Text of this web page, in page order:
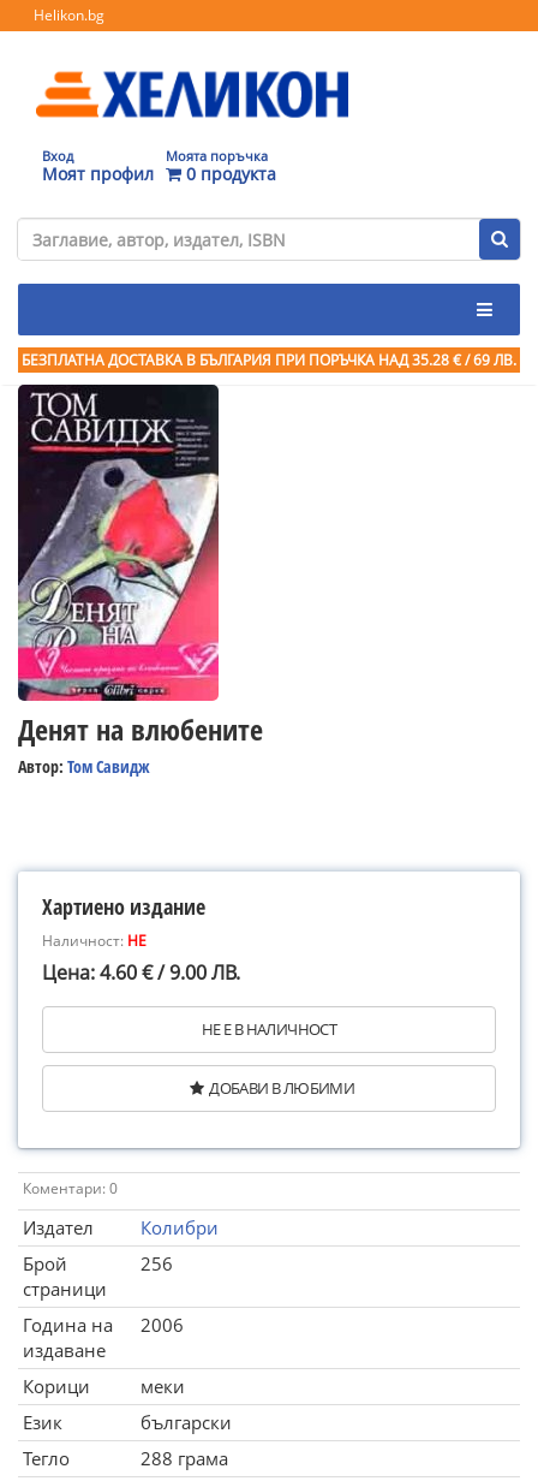
Helikon.bg
Вход
Моят профил
Моята поръчка
0 продукта
БЕЗПЛАТНА ДОСТАВКА В БЪЛГАРИЯ ПРИ ПОРЪЧКА НАД 35.28 € / 69 ЛВ.
Денят на влюбените
Автор: Том Савидж
Хартиено издание
Наличност: НЕ
Цена: 4.60 € / 9.00 ЛВ.
НЕ Е В НАЛИЧНОСТ
ДОБАВИ В ЛЮБИМИ
Коментари: 0
Издател
Колибри
Брой
страници
256
Година на
издаване
2006
Корици
меки
Език
български
Тегло
288 грама